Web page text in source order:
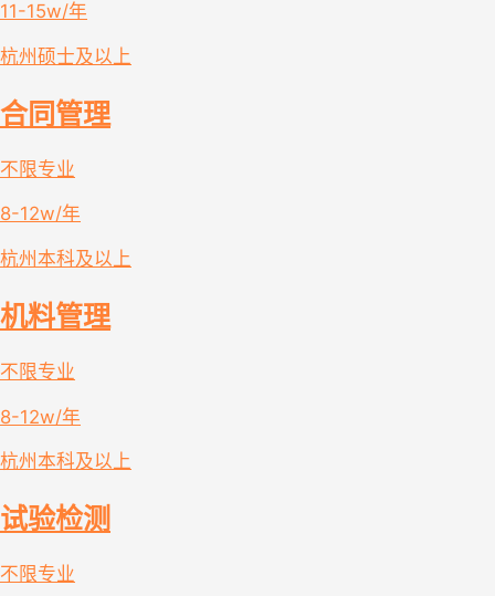
11-15w/年
杭州 硕士及以上
合同管理
不限专业
8-12w/年
杭州 本科及以上
机料管理
不限专业
8-12w/年
杭州 本科及以上
试验检测
不限专业